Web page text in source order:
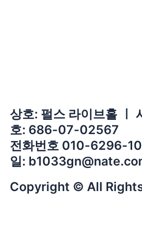
상호: 펄스 라이브홀 ㅣ
호: 686-07-02567
전화번호 010-6296-
일:
Copyright © All